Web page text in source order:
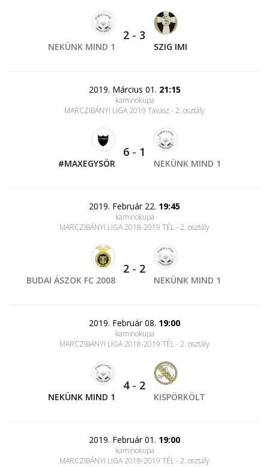
NEKÜNK MIND 1
2 - 3
SZIG IMI
2019. Március 01. 21:15
kaminokupa
MARCZIBÁNYI LIGA 2019 Tavasz - 2. osztály
#MAXEGYSÖR
6 - 1
NEKÜNK MIND 1
2019. Február 22. 19:45
kaminokupa
MARCZIBÁNYI LIGA 2018-2019 TÉL - 2. osztály
BUDAI ÁSZOK FC 2008
2 - 2
NEKÜNK MIND 1
2019. Február 08. 19:00
kaminokupa
MARCZIBÁNYI LIGA 2018-2019 TÉL - 2. osztály
NEKÜNK MIND 1
4- 2
KISPÖRKÖLT
2019. Február 01. 19:00
kaminokupa
MARCZIBÁNYI LIGA 2018-2019 TÉL - 2. osztály